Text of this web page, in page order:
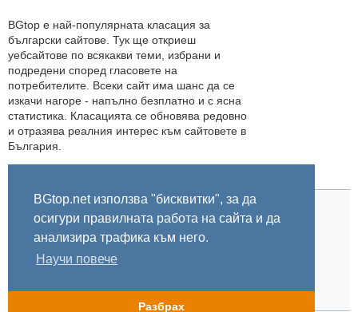
BGtop.net използва "бисквитки", за да
осигури правилната работа на сайта и да
анализира трафика към него.
Научи повече
Разбрах
BGtop e най-популярната класация за
български сайтове. Тук ще откриеш
уебсайтове по всякакви теми, избрани и
подредени според гласовете на
потребителите. Всеки сайт има шанс да се
изкачи нагоре - напълно безплатно и с ясна
статистика. Класацията се обновява редовно
и отразява реалния интерес към сайтовете в
България.
Начало Правила За BGtop.net
Пишете ни
Линк за гласуване
Бисквитки Поверителност
© 2002-2026 BGtop.net